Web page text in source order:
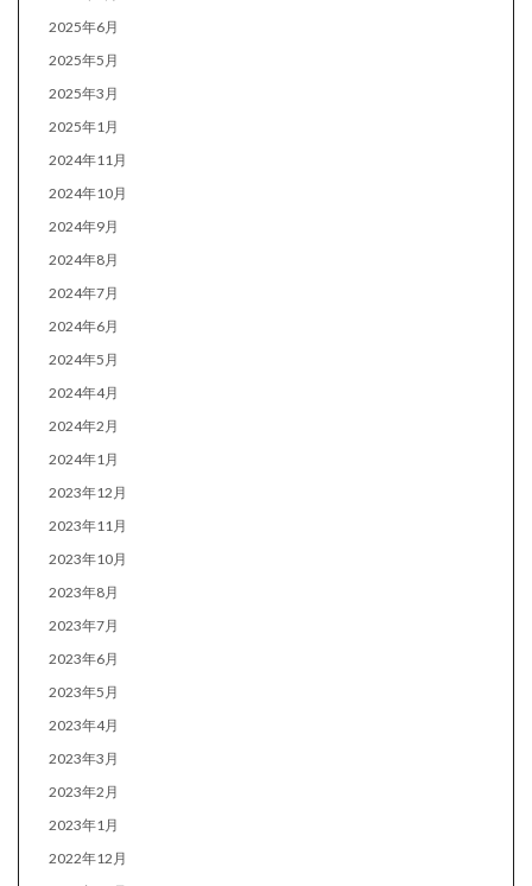
2025年6月
2025年5月
2025年3月
2025年1月
2024年11月
2024年10月
2024年9月
2024年8月
2024年7月
2024年6月
2024年5月
2024年4月
2024年2月
2024年1月
2023年12月
2023年11月
2023年10月
2023年8月
2023年7月
2023年6月
2023年5月
2023年4月
2023年3月
2023年2月
2023年1月
2022年12月